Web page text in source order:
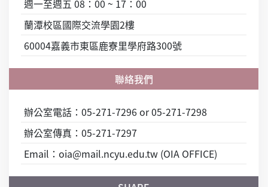
週一至週五 08：00 ~ 17：00
蘭潭校區國際交流學園2樓
60004嘉義市東區鹿寮里學府路300號
辦公室電話：05-271-7296 or 05-271-7298
辦公室傳真：05-271-7297
Email：oia@mail.ncyu.edu.tw (OIA OFFICE)